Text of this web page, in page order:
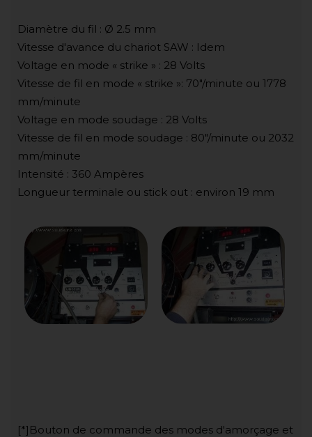
Diamètre du fil : Ø 2.5 mm
Vitesse d'avance du chariot SAW : Idem
Voltage en mode « strike » : 28 Volts
Vitesse de fil en mode « strike »: 70"/minute ou 1778
mm/minute
Voltage en mode soudage : 28 Volts
Vitesse de fil en mode soudage : 80"/minute ou 2032
mm/minute
Intensité : 360 Ampères
Longueur terminale ou stick out : environ 19 mm
[*]Bouton de commande des modes d'amorçage et